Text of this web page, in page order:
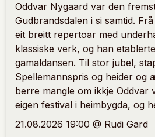
Oddvar Nygaard var den
Gudbrandsdalen i si samtid.
eit breitt repertoar med
klassiske verk, og han
gamaldansen. Til stor jubel,
Spellemannspris og heider og
berre mangle om ikkje Oddvar
eigen festival i heimbygda, og
21.08.2026 19:00 @ Rudi Gard